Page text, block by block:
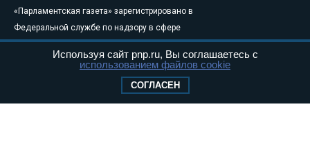
«Парламентская газета» зарегистрировано в
Федеральной службе по надзору в сфере
связи, информационных технологий и
массовых коммуникаций (Роскомнадзор) 05
Свидетельство о регистрации Эл № ФС77-
Используя сайт pnp.ru, Вы соглашаетесь с
использованием файлов cookie
СОГЛАСЕН